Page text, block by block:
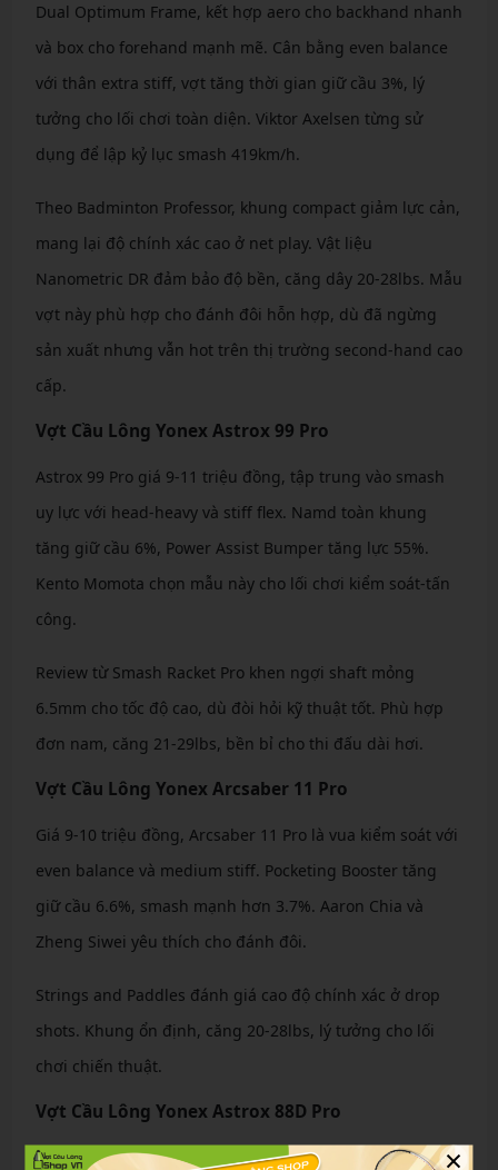
Dual Optimum Frame, kết hợp aero cho backhand nhanh
và box cho forehand mạnh mẽ. Cân bằng even balance
với thân extra stiff, vợt tăng thời gian giữ cầu 3%, lý
tưởng cho lối chơi toàn diện. Viktor Axelsen từng sử
dụng để lập kỷ lục smash 419km/h.
Theo Badminton Professor, khung compact giảm lực cản,
mang lại độ chính xác cao ở net play. Vật liệu
Nanometric DR đảm bảo độ bền, căng dây 20-28lbs. Mẫu
vợt này phù hợp cho đánh đôi hỗn hợp, dù đã ngừng
sản xuất nhưng vẫn hot trên thị trường second-hand cao
cấp.
Vợt Cầu Lông Yonex Astrox 99 Pro
Astrox 99 Pro giá 9-11 triệu đồng, tập trung vào smash
uy lực với head-heavy và stiff flex. Namd toàn khung
tăng giữ cầu 6%, Power Assist Bumper tăng lực 55%.
Kento Momota chọn mẫu này cho lối chơi kiểm soát-tấn
công.
Review từ Smash Racket Pro khen ngợi shaft mỏng
6.5mm cho tốc độ cao, dù đòi hỏi kỹ thuật tốt. Phù hợp
đơn nam, căng 21-29lbs, bền bỉ cho thi đấu dài hơi.
Vợt Cầu Lông Yonex Arcsaber 11 Pro
Giá 9-10 triệu đồng, Arcsaber 11 Pro là vua kiểm soát với
even balance và medium stiff. Pocketing Booster tăng
giữ cầu 6.6%, smash mạnh hơn 3.7%. Aaron Chia và
Zheng Siwei yêu thích cho đánh đôi.
Strings and Paddles đánh giá cao độ chính xác ở drop
shots. Khung ổn định, căng 20-28lbs, lý tưởng cho lối
chơi chiến thuật.
Vợt Cầu Lông Yonex Astrox 88D Pro
Astrox 88D Pro giá 8.5-10 triệu đồng, head-heavy cho ×